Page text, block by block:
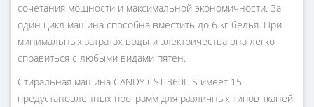
сочетания мощности и максимальной экономичности. За
один цикл машина способна вместить до 6 кг белья. При
минимальных затратах воды и электричества она легко
справиться с любыми видами пятен.
Стиральная машина CANDY CST 360L-S имеет 15
предустановленных программ для различных типов тканей.